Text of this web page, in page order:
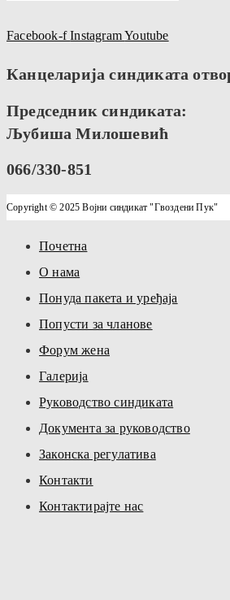
Facebook-f InstagramYoutube
Канцеларија синдиката
Председник синдиката:
Љубиша Милошевић
066/330-851
Copyright © 2025 Војни синдикат "Гвоздени Пук"
Почетна
О нама
Понуда пакета и уређаја
Попусти за чланове
Форум жена
Галерија
Руководство синдиката
Документа за руководство
Законска регулатива
Контакти
Контактирајте нас